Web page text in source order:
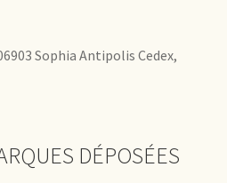
Sophia Antipolis Cedex,
DÉPOSÉES